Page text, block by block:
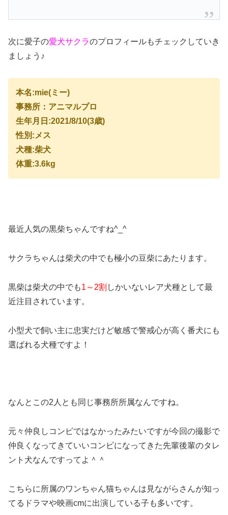
次に愛子の愛犬サクラのプロフィールもチェックしていき
ましょう♪
本名:mie(ミー)
事務所：アニマルプロ
生年月日:2021/8/10(3歳)
性別:メス
犬種:柴犬
体重:3.6kg
最近人気の黒柴ちゃんですね^_^
サクラちゃんは柴犬の中でも極小の豆柴にあたります。
黒柴は柴犬の中でも1～2割 しかいないレア犬種として最
近注目されています。
小型犬で飼い主に忠実だけど敏感で警戒心が高く番犬にも
選ばれる犬種ですよ！
なんとこの2人とも同じ事務所所属なんですね。
元々仲良しコンビではなかったみたいですが今回の撮影で
仲良くなってきていいコンビになってきた先輩後輩のタレ
ント犬なんですってよ＾＾
こちらに所属のワンちゃん猫ちゃんは見ながらさんが知っ
てるドラマや映画cmに出演している子も多いです。